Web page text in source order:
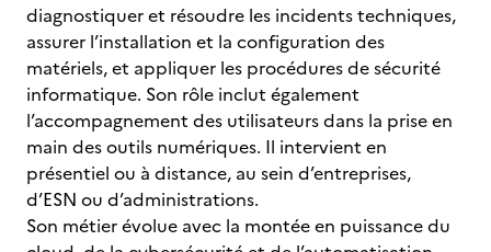
diagnostiquer et résoudre les incidents techniques,
assurer l’installation et la configuration des
matériels, et appliquer les procédures de sécurité
informatique. Son rôle inclut également
l’accompagnement des utilisateurs dans la prise en
main des outils numériques. Il intervient en
présentiel ou à distance, au sein d’entreprises,
d’ESN ou d’administrations.
Son métier évolue avec la montée en puissance du